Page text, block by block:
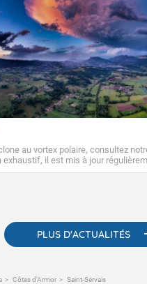
au vortex polaire, consultez
exhaustif, il est mis à jour
Vous y trouverez également des
PLUS D'ACTUALITÉS
Côtes d'Armor Saint-Servais